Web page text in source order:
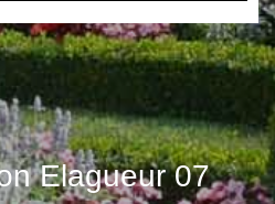
Elagueur 07